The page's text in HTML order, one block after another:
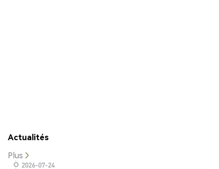
Actualités
Plus
2026-07-24